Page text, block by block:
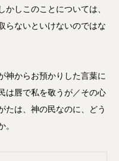
しこのことについては、
らないといけないのではな
神からお預かりした言葉に
は唇で私を敬うが／その心
たは、神の民なのに、どう
。